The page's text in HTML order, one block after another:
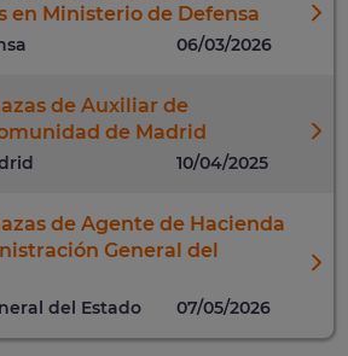
en Ministerio de Defensa
06/03/2026
de Auxiliar de
de Madrid
10/04/2025
de Agente de Hacienda
General del
del Estado 07/05/2026